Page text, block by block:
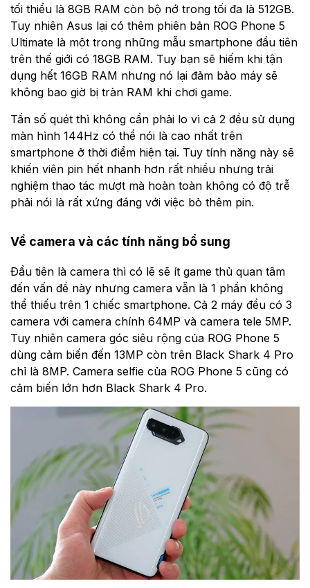
tối thiểu là 8GB RAM còn bộ nớ trong tối đa là 512GB.
Tuy nhiên Asus lại có thêm phiên bản ROG Phone 5
Ultimate là một trong những mẫu smartphone đầu tiên
trên thế giới có 18GB RAM. Tuy bạn sẽ hiếm khi tận
dụng hết 16GB RAM nhưng nó lại đảm bảo máy sẽ
không bao giờ bị tràn RAM khi chơi game.
Tần số quét thì không cần phải lo vì cả 2 đều sử dụng
màn hình 144Hz có thể nói là cao nhất trên
smartphone ở thời điểm hiện tại. Tuy tính năng này sẽ
khiến viên pin hết nhanh hơn rất nhiều nhưng trải
nghiệm thao tác mượt mà hoàn toàn không có độ trễ
phải nói là rất xứng đáng với việc bỏ thêm pin.
Về camera và các tính năng bổ sung
Đầu tiên là camera thì có lẽ sẽ ít game thủ quan tâm
đến vấn đề này nhưng camera vẫn là 1 phần không
thể thiếu trên 1 chiếc smartphone. Cả 2 máy đều có 3
camera với camera chính 64MP và camera tele 5MP.
Tuy nhiên camera góc siêu rộng của ROG Phone 5
dùng cảm biến đến 13MP còn trên Black Shark 4 Pro
chỉ là 8MP. Camera selfie của ROG Phone 5 cũng có
cảm biến lớn hơn Black Shark 4 Pro.